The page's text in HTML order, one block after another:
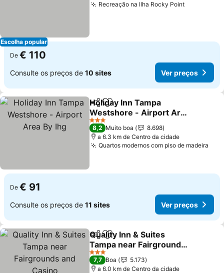
Escolha popular
Recreação na Ilha Rocky Point
De € 110
Consulte os preços de 10 sites Ver preços
PartilharAdicionar aos favoritos
Holiday Inn Tampa
Westshore - Airport Area
By Ihg
3 Estrelas
8,2 Muito boa
8.698
a 6.3 km de Centro da cidade
Quartos modernos com piso de madeira
De € 91
Consulte os preços de 11 sites Ver preços
PartilharAdicionar aos favoritos
Quality Inn & Suites
Tampa near Fairgrounds
and Casino
3 Estrelas
7,7 Boa
5.173
a 6.0 km de Centro da cidade